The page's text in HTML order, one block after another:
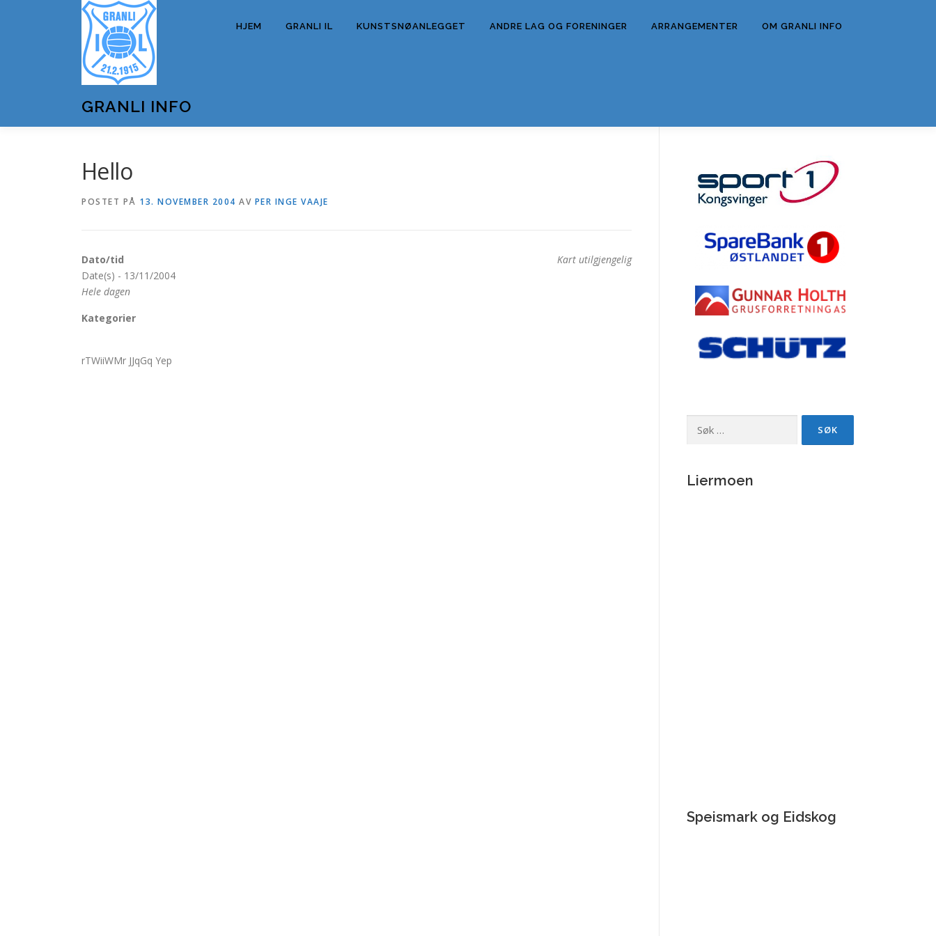
GRANLI INFO
HJEM GRANLI IL KUNSTSNØANLEGGET ANDRE LAG OG FORENINGER ARRANGEMENTER OM GRANLI INFO
Hello
POSTET PÅ 13. NOVEMBER 2004 AV PER INGE VAAJE
Kart utilgjengelig
Dato/tid
Date(s) - 13/11/2004
Hele dagen
Kategorier
rTWiiWMr JJqGq Yep
etter:
Liermoen
Speismark og Eidskog